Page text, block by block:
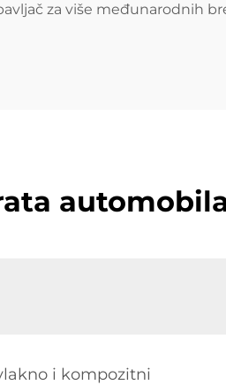
za više međunarodnih
i kompozitni